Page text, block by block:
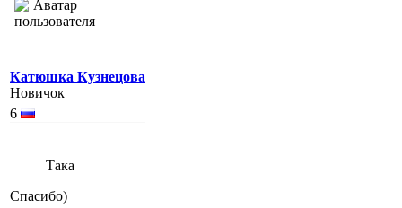
Катюшка Кузнецова
Новичок
6
Така
Спасибо)